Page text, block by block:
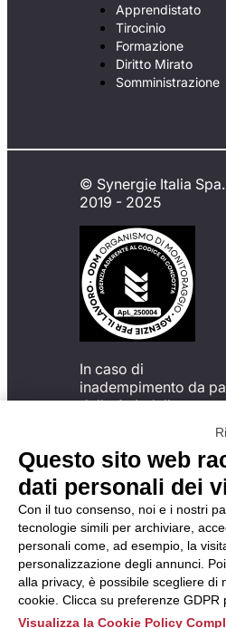
Apprendistato
Tirocinio
Formazione
Diritto Mirato
Somministrazione
© Synergie Italia Spa.
2019 - 2025
In caso di
inadempimento da
della ApL delle
del Codice di
possibile presentare
reclamo
all’Organismo di
Monitoraggio
una delle modalità
descritte al seguente
indirizzo web
https://odm-
agenzielavoro.it/
Questo sito web
dati personali dei
Con il tuo consenso, noi e i nostri
tecnologie simili per archiviare,
personali come, ad esempio, la
personalizzazione degli annunci.
alla privacy, è possibile scegliere di
cookie. Clicca su preferenze GDPR
Visualizza la Cookie Policy